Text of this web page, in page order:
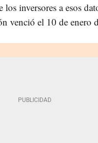
los inversores a esos
venció el 10 de enero